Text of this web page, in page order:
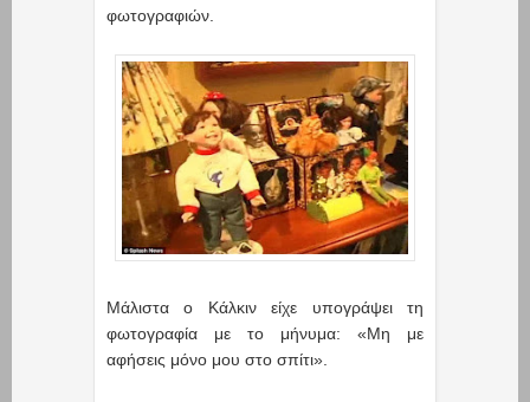
φωτογραφιών.
Μάλιστα ο Κάλκιν είχε υπογράψει τη
φωτογραφία με το μήνυμα: «Μη με
αφήσεις μόνο μου στο σπίτι».